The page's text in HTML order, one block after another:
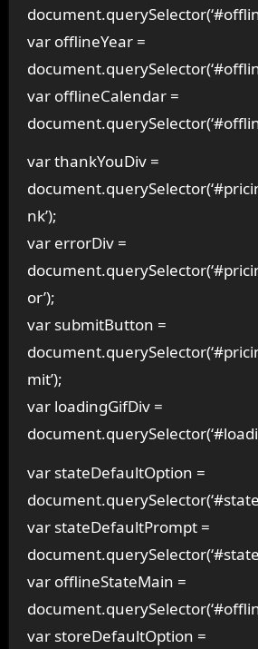
var offlineYear =
var offlineCalendar =
var thankYouDiv =
nk’);
var errorDiv =
or’);
var submitButton =
mit’);
var loadingGifDiv =
var stateDefaultOption =
var stateDefaultPrompt =
var offlineStateMain =
var storeDefaultOption =